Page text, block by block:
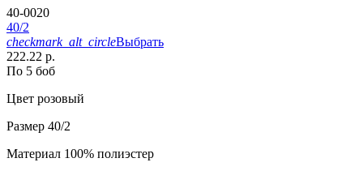
40-0020
40/2
checkmark_alt_circleВыбрать
222.22 р.
По 5 боб
Цвет розовый
Размер 40/2
Материал 100% полиэстер